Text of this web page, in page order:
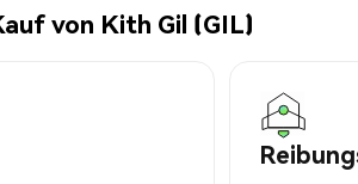
von Kith Gil (GIL)